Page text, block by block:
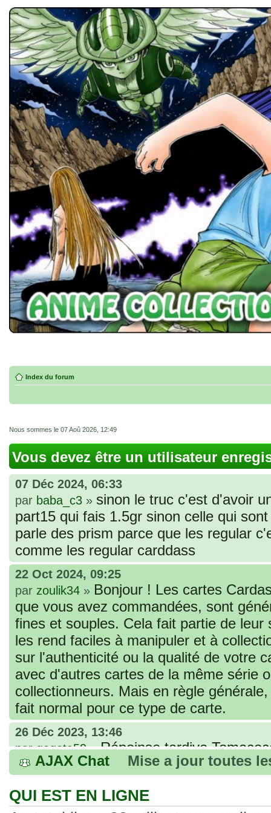
Index du forum
Nous sommes le 07 Aoû 2026, 12:49
Vous devez être un utilisateur
07 Déc 2024, 06:33
par baba_c3 » sinon le truc c'est d'avoir
part15 qui fais 1.5gr sinon celle qui
parle des prism parce que les regular
comme les regular carddass
22 Oct 2024, 09:25
par zoulik34 » Bonjour ! Les cartes
que vous avez commandées, sont
fines et souples. Cela fait partie de
les rend faciles à manipuler et à
sur l'authenticité ou la qualité de votre
avec d'autres cartes de la même série
collectionneurs. Mais en règle
fait normal pour ce type de carte.
26 Déc 2023, 13:46
pargogeta59»Répoinse tardive
acheter une réédition de cette Hondan ?
02 Juin 2023, 14:17
parTomacoco»Bonjour j'ai commandé
AJAX Chat Mise a jour toutes
QUI EST EN LIGNE